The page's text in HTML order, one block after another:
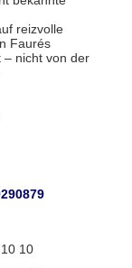
reizvolle
Faurés
nicht von der
10